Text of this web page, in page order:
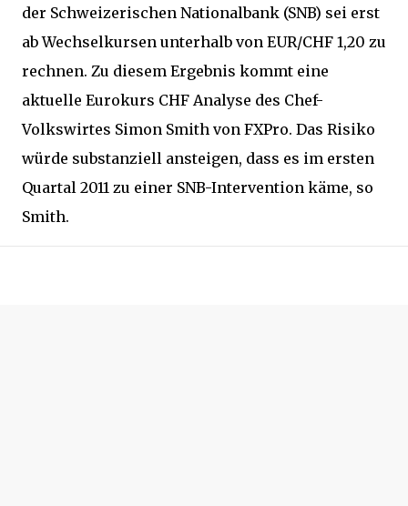
der Schweizerischen Nationalbank (SNB) sei erst
ab Wechselkursen unterhalb von EUR/CHF 1,20 zu
rechnen. Zu diesem Ergebnis kommt eine
aktuelle Eurokurs CHF Analyse des Chef-
Volkswirtes Simon Smith von FXPro. Das Risiko
würde substanziell ansteigen, dass es im ersten
Quartal 2011 zu einer SNB-Intervention käme, so
Smith.